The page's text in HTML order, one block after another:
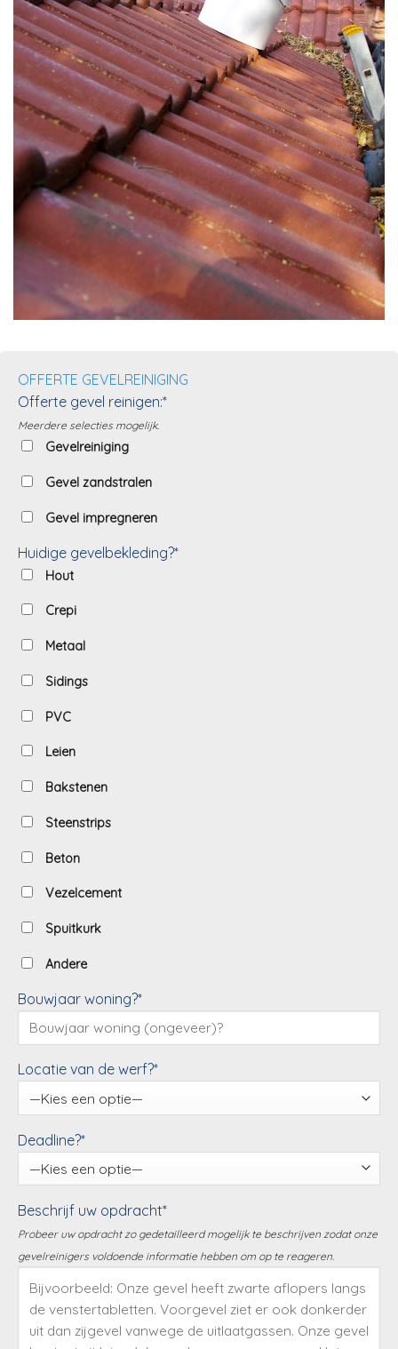
OFFERTE GEVELREINIGING
Offerte gevel reinigen:*
Meerdere selecties mogelijk.
Gevelreiniging
Gevel zandstralen
Gevel impregneren
Huidige gevelbekleding?*
Hout
Crepi
Metaal
Sidings
PVC
Leien
Bakstenen
Steenstrips
Beton
Vezelcement
Spuitkurk
Andere
Bouwjaar woning?*
Locatie van de werf?*
Deadline?*
Beschrijf uw opdracht*
Probeer uw opdracht zo gedetailleerd mogelijk te beschrijven zodat onze
gevelreinigers voldoende informatie hebben om op te reageren.